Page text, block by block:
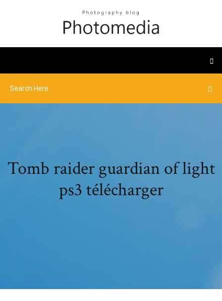
Tomb raider guardian of light
ps3 télécharger